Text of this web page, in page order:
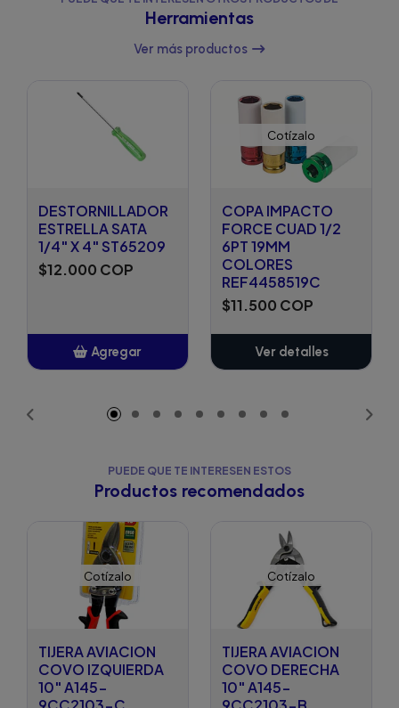
Herramientas
Ver más productos
DESTORNILLADOR
ESTRELLA SATA
1/4" X 4" ST65209
$12.000 COP
Agregar
Cotízalo
COPA IMPACTO
FORCE CUAD 1/2
6PT 19MM
COLORES
REF4458519C
$11.500 COP
Ver detalles
PUEDE QUE TE INTERESEN ESTOS
Productos recomendados
Cotízalo
TIJERA AVIACION
COVO IZQUIERDA
10" A145-
Cotízalo
TIJERA AVIACION
COVO DERECHA
10" A145-